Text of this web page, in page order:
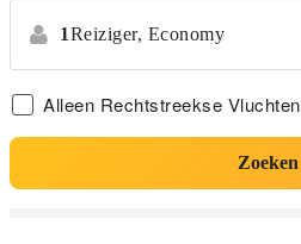
1Reiziger, Economy
Alleen Rechtstreekse Vluchten
Zoeken